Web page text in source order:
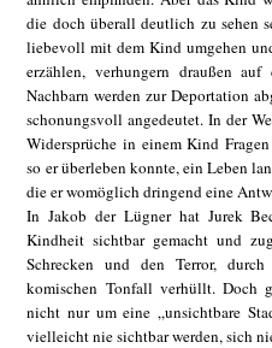
die doch überall deutlich zu sehen
liebevoll mit dem Kind umgehen
erzählen, verhungern draußen
Nachbarn werden zur Deportation
schonungsvoll angedeutet. In der
Widersprüche in einem Kind
so er überleben konnte, ein Leben
die er womöglich dringend eine
In Jakob der Lügner hat Jurek
Kindheit sichtbar gemacht und
Schrecken und den Terror,
komischen Tonfall verhüllt. Doch
nicht nur um eine „unsichtbare
vielleicht nie sichtbar werden, sich